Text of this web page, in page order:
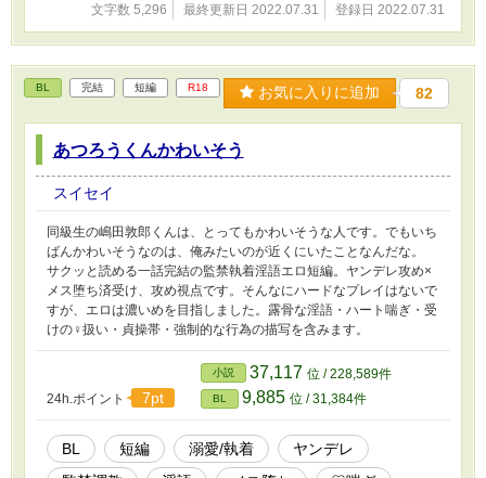
文字数 5,296 最終更新日 2022.07.31 登録日 2022.07.31
BL 完結 短編 R18 お気に入りに追加 82
あつろうくんかわいそう
スイセイ
同級生の嶋田敦郎くんは、とってもかわいそうな人です。でもいち
ばんかわいそうなのは、俺みたいのが近くにいたことなんだな。
サクッと読める一話完結の監禁執着淫語エロ短編。ヤンデレ攻め×
メス堕ち済受け、攻め視点です。そんなにハードなプレイはないで
すが、エロは濃いめを目指しました。露骨な淫語・ハート喘ぎ・受
けの♀扱い・貞操帯・強制的な行為の描写を含みます。
24h.ポイント 7pt
小説 37,117 位 / 228,589件
BL 9,885 位 / 31,384件
BL 短編 溺愛/執着
ヤンデレ